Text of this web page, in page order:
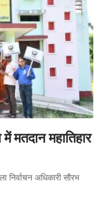
मतदान महातिहार
अधिकारी सौरभ